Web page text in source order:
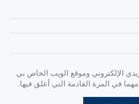
الإلكتروني وموقع الويب الخاص بي
في المرة القادمة التي أعلق فيها.